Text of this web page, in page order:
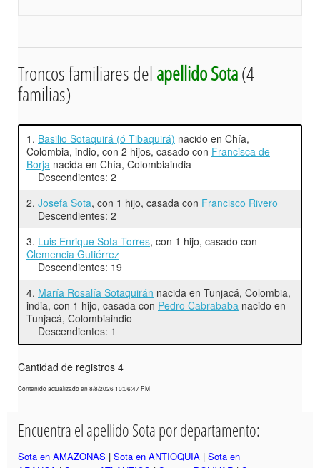
Troncos familiares delapellido Sota(4
familias)
1. Basilio Sotaquirá (ó Tibaquirá) nacido en Chía,
Colombia, indio, con 2 hijos, casado con Francisca de
Borja nacida en Chía, Colombiaindia
Descendientes: 2
2. Josefa Sota, con 1 hijo, casada con Francisco Rivero
Descendientes: 2
3. Luis Enrique Sota Torres, con 1 hijo, casado con
Clemencia Gutiérrez
Descendientes: 19
4. María Rosalía Sotaquirán nacida en Tunjacá, Colombia,
india, con 1 hijo, casada con Pedro Cabrababa nacido en
Tunjacá, Colombiaindio
Descendientes: 1
Cantidad de registros 4
Contenido actualizado en 8/8/2026 10:06:47 PM
Encuentra el apellido Sota por departamento:
Sota en AMAZONAS | Sota en ANTIOQUIA | Sota en